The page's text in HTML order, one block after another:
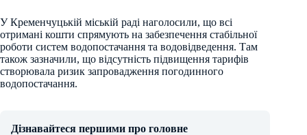
У Кременчуцькій міській раді наголосили, що всі
отримані кошти спрямують на забезпечення стабільної
роботи систем водопостачання та водовідведення. Там
також зазначили, що відсутність підвищення тарифів
створювала ризик запровадження погодинного
водопостачання.
Дізнавайтеся першими про головне